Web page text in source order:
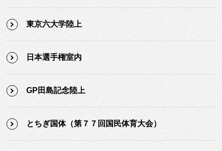
東京六大学陸上
日本選手権室内
GP田島記念陸上
とちぎ国体（第７７回国民体育大会）